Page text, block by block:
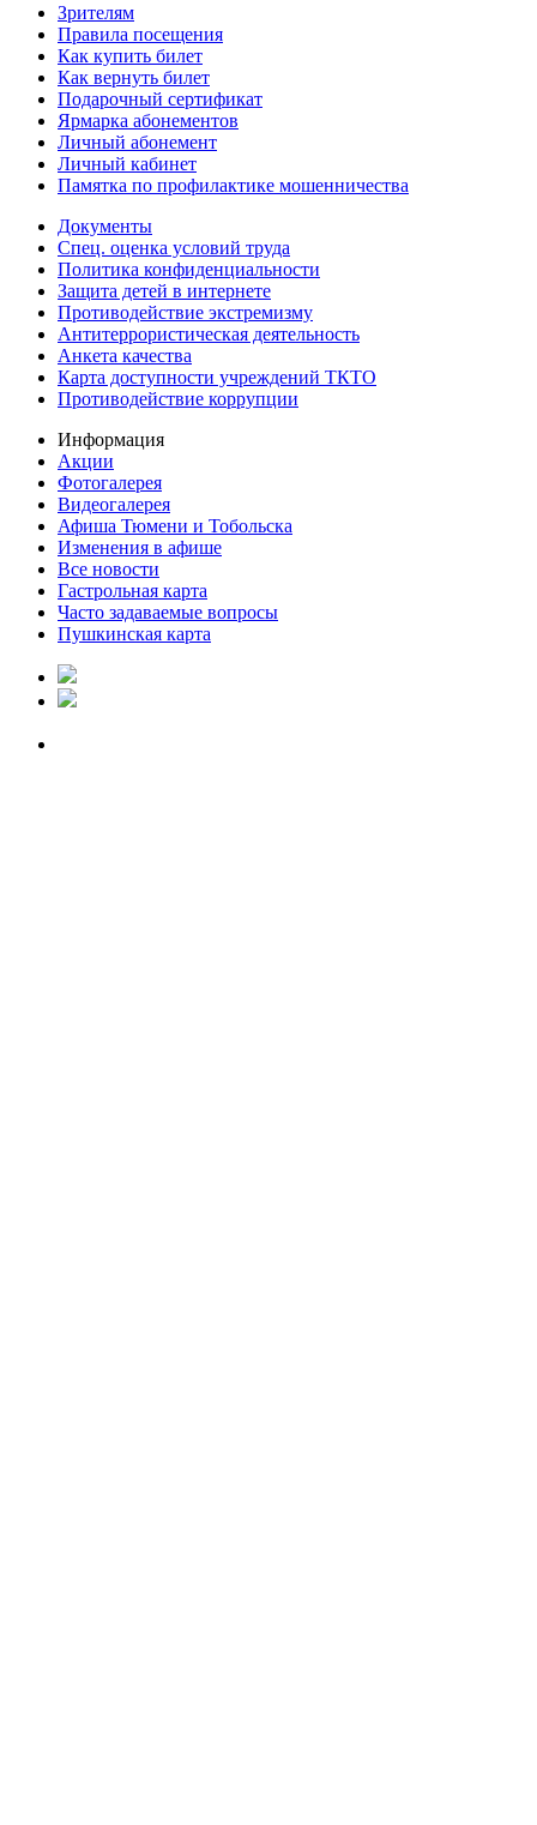
Зрителям
Правила посещения
Как купить билет
Как вернуть билет
Подарочный сертификат
Ярмарка абонементов
Личный абонемент
Личный кабинет
Памятка по профилактике мошенничества
Документы
Спец. оценка условий труда
Политика конфиденциальности
Защита детей в интернете
Противодействие экстремизму
Антитеррористическая деятельность
Анкета качества
Карта доступности учреждений ТКТО
Противодействие коррупции
Информация
Акции
Фотогалерея
Видеогалерея
Афиша Тюмени и Тобольска
Изменения в афише
Все новости
Гастрольная карта
Часто задаваемые вопросы
Пушкинская карта